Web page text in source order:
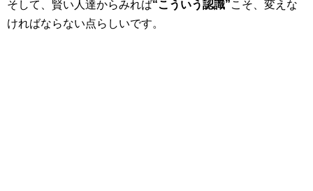
そして、賢い人達からみれば“こういう認識”こそ、変えな
ければならない点らしいです。